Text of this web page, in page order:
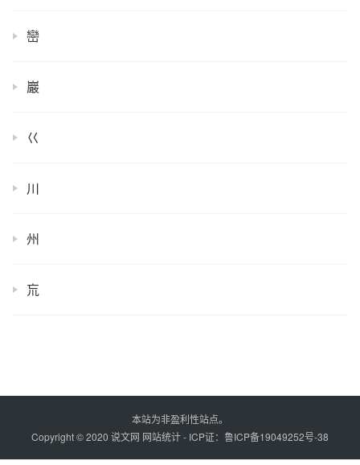
巒
巖
巜
川
州
巟
本站为非盈利性站点。
Copyright © 2020 说文网 网站统计- ICP证： 鲁ICP备19049252号-38